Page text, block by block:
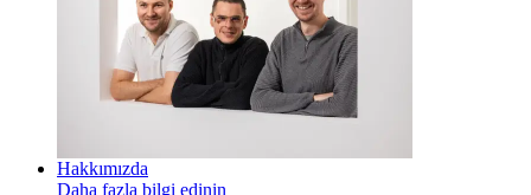
Hakkımızda
Daha fazla bilgi edinin